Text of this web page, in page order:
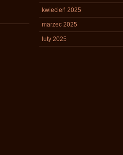
kwiecień 2025
marzec 2025
luty 2025